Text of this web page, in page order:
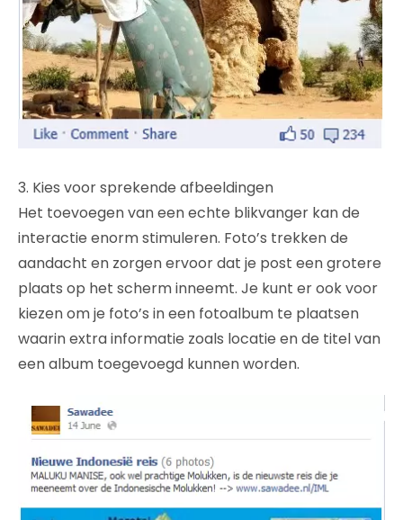
3. Kies voor sprekende afbeeldingen
Het toevoegen van een echte blikvanger kan de
interactie enorm stimuleren. Foto’s trekken de
aandacht en zorgen ervoor dat je post een grotere
plaats op het scherm inneemt. Je kunt er ook voor
kiezen om je foto’s in een fotoalbum te plaatsen
waarin extra informatie zoals locatie en de titel van
een album toegevoegd kunnen worden.